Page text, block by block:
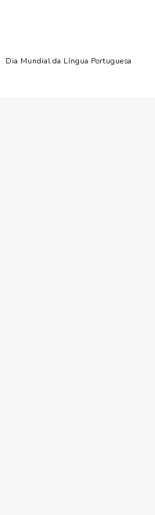
Dia Mundial da Língua Portuguesa